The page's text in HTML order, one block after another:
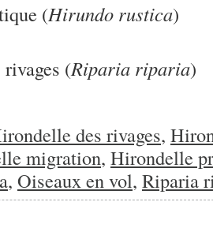
(Hirundo rustica)
(Riparia riparia)
des rivages,
migration, Hirondelle
, Oiseaux en vol, Riparia